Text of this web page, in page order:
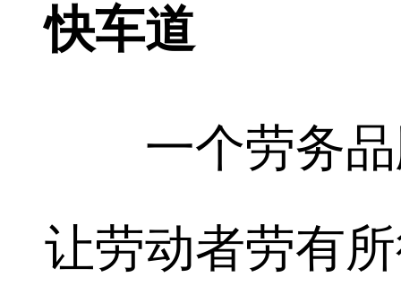
快车道
一个劳务品
让劳动者劳有